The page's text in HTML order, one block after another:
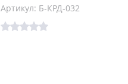
Артикул: Б-КРД-032